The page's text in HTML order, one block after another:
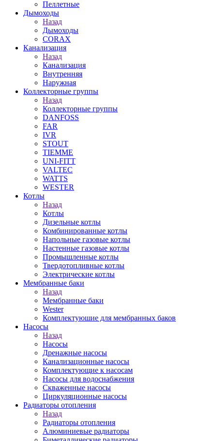
Пеллетные
Дымоходы
Назад
Дымоходы
CORAX
Канализация
Назад
Канализация
Внутренняя
Наружная
Коллекторные группы
Назад
Коллекторные группы
DANFOSS
FAR
IVR
STOUT
TIEMME
UNI-FITT
VALTEC
WATTS
WESTER
Котлы
Назад
Котлы
Дизельные котлы
Комбинированные котлы
Напольные газовые котлы
Настенные газовые котлы
Промышленные котлы
Твердотопливные котлы
Электрические котлы
Мембранные баки
Назад
Мембранные баки
Wester
Комплектуюшие для мембранных баков
Насосы
Назад
Насосы
Дренажные насосы
Канализационные насосы
Комплектующие к насосам
Насосы для водоснабжения
Скваженные насосы
Циркуляционные насосы
Радиаторы отопления
Назад
Радиаторы отопления
Алюминиевые радиаторы